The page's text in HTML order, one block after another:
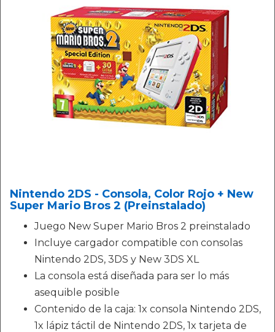
Nintendo 2DS - Consola, Color Rojo + New
Super Mario Bros 2 (Preinstalado)
Juego New Super Mario Bros 2 preinstalado
Incluye cargador compatible con consolas
Nintendo 2DS, 3DS y New 3DS XL
La consola está diseñada para ser lo más
asequible posible
Contenido de la caja: 1x consola Nintendo 2DS,
1x lápiz táctil de Nintendo 2DS, 1x tarjeta de